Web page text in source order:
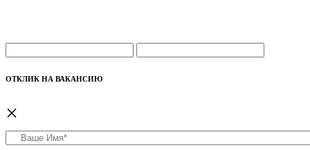
ОТКЛИК НА ВАКАНСИЮ
×